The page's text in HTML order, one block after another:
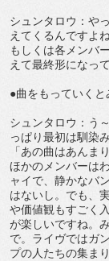
シュンタロウ：や
えてくるんですよ
もしくは各メンバ
えて最終形になっ
●曲をもっていく
シュンタロウ：う
っぱり最初は馴染
「あの曲はあんま
ほかのメンバーは
ャイで、静かなバ
はないし。でも、
や価値観もすごく
が楽しいですね。
で。ライヴではガ
プの人たちの集ま